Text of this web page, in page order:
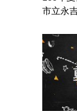
市立永